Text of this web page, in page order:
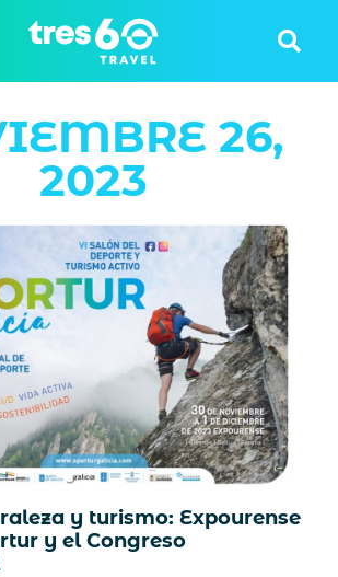
26,
2023
y turismo: Expourense
y el Congreso